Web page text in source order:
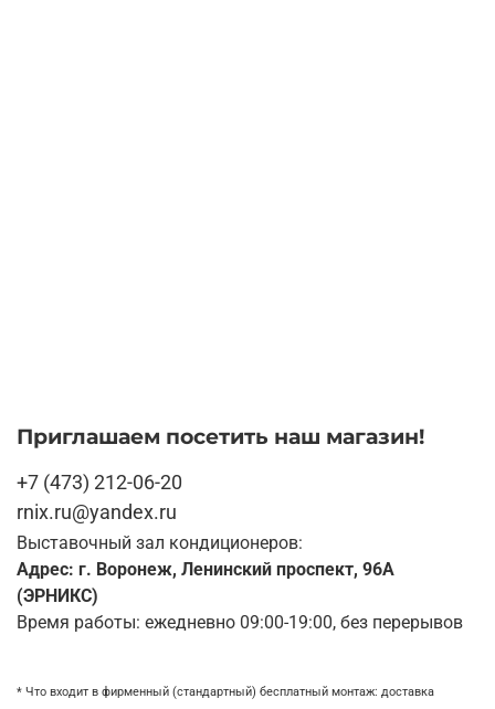
Приглашаем посетить наш магазин!
+7 (473) 212-06-20
rnix.ru@yandex.ru
Выставочный зал кондиционеров:
Адрес: г. Воронеж, Ленинский проспект, 96А
(ЭРНИКС)
Время работы: ежедневно 09:00-19:00, без перерывов
* Что входит в фирменный (стандартный) бесплатный монтаж: доставка